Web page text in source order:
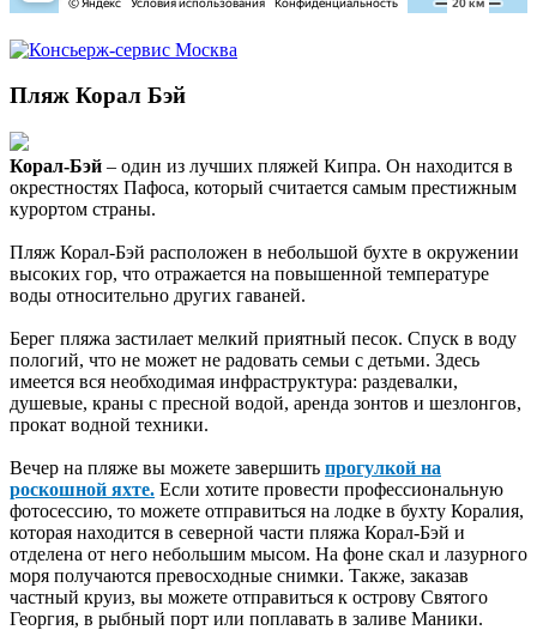
Пляж Корал Бэй
Корал-Бэй – один из лучших пляжей Кипра. Он находится в
окрестностях Пафоса, который считается самым престижным
курортом страны.
Пляж Корал-Бэй расположен в небольшой бухте в окружении
высоких гор, что отражается на повышенной температуре
воды относительно других гаваней.
Берег пляжа застилает мелкий приятный песок. Спуск в воду
пологий, что не может не радовать семьи с детьми. Здесь
имеется вся необходимая инфраструктура: раздевалки,
душевые, краны с пресной водой, аренда зонтов и шезлонгов,
прокат водной техники.
Вечер на пляже вы можете завершить прогулкой на
роскошной яхте. Если хотите провести профессиональную
фотосессию, то можете отправиться на лодке в бухту Коралия,
которая находится в северной части пляжа Корал-Бэй и
отделена от него небольшим мысом. На фоне скал и лазурного
моря получаются превосходные снимки. Также, заказав
частный круиз, вы можете отправиться к острову Святого
Георгия, в рыбный порт или поплавать в заливе Маники.